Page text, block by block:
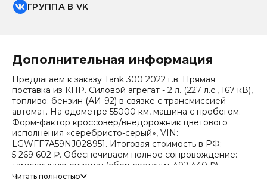
ГРУППА В VK
Дополнительная информация
Предлагаем к заказу Tank 300 2022 г.в. Прямая
поставка из КНР. Силовой агрегат - 2 л. (227 л.с., 167 кВ),
топливо: бензин (АИ-92) в связке с трансмиссией
автомат. На одометре 55000 км, машина с пробегом.
Форм-фактор кроссовер/внедорожник цветового
исполнения «серебристо-серый», VIN:
LGWFF7A59NJ028951. Итоговая стоимость в РФ:
5 269 602 ₽. Обеспечиваем полное сопровождение:
таможенную очистку (сбор составит 492 440 ₽),
безопасную доставку и получение всех документов.
Читать полностью